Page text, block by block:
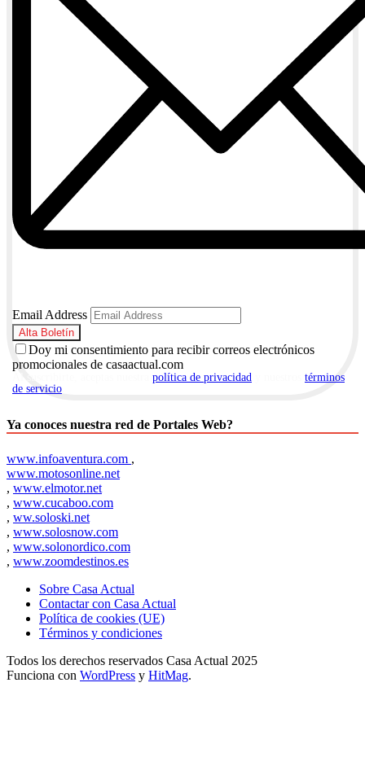
Email Address
Doy mi consentimiento para recibir correos electrónicos
promocionales de casaactual.com
política de privacidad
términos
de servicio
Ya conoces nuestra red de Portales Web?
www.infoaventura.com ,
www.motosonline.net
, www.elmotor.net
, www.cucaboo.com
, ww.soloski.net
, www.solosnow.com
, www.solonordico.com
, www.zoomdestinos.es
Sobre Casa Actual
Contactar con Casa Actual
Política de cookies (UE)
Términos y condiciones
Todos los derechos reservados Casa Actual 2025
Funciona con WordPress y HitMag.